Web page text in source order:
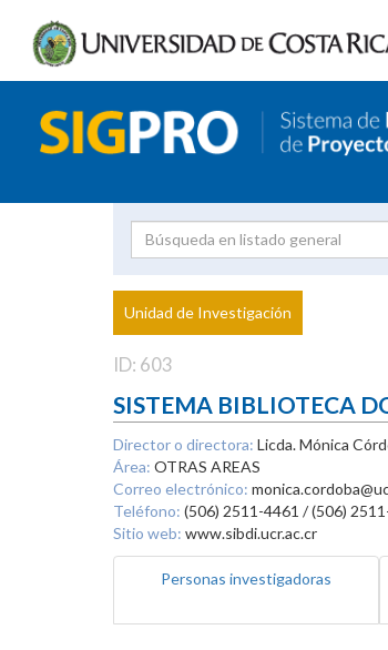
Proyecto
Investigador
Unidad de Investigación
ID: 603
SISTEMA BIBLIOTECA
Director o directora: Licda. Mónica
Área: OTRAS AREAS
Correo electrónico:
Teléfono: (506) 2511-4461 / (506)
Sitio web: www.sibdi.ucr.ac.cr
Personas investigadoras